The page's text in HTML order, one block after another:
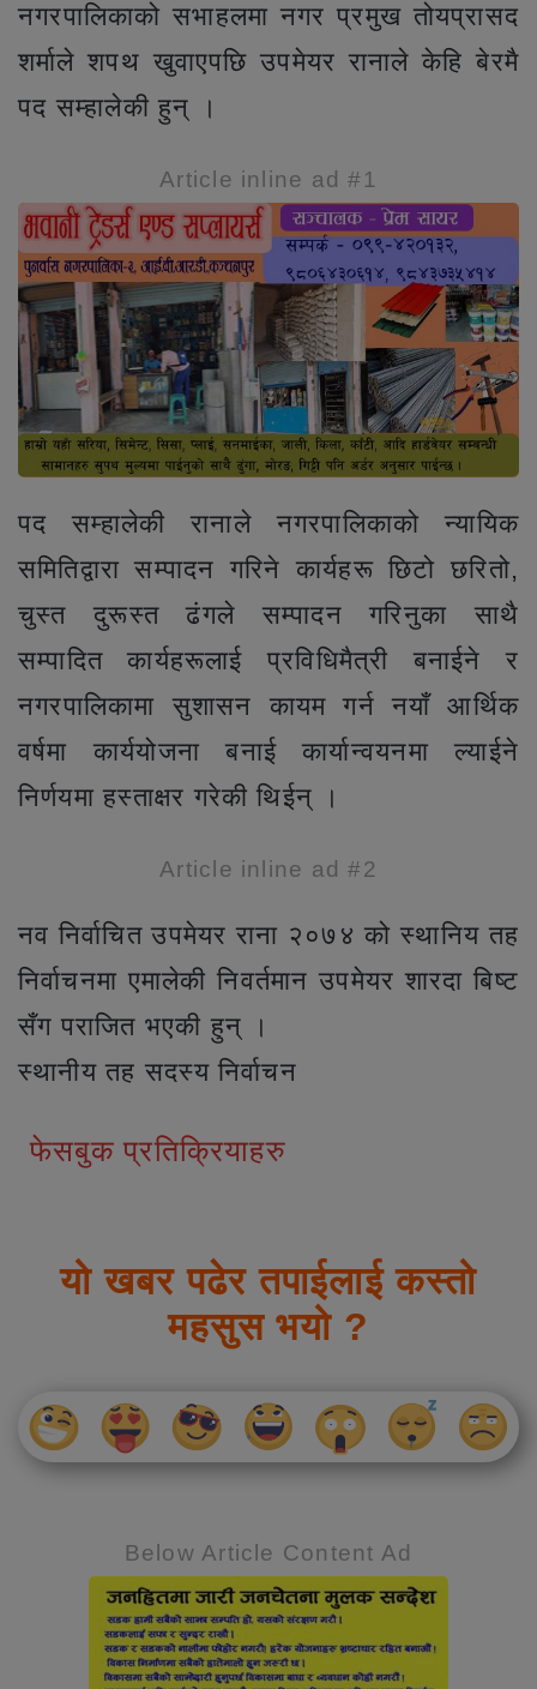
नगरपालिकाको सभाहलमा नगर प्रमुख तोयप्रासद
शर्माले शपथ खुवाएपछि उपमेयर रानाले केहि बेरमै
पद सम्हालेकी हुन् ।
Article inline ad #1
पद सम्हालेकी रानाले नगरपालिकाको न्यायिक
समितिद्वारा सम्पादन गरिने कार्यहरू छिटो छरितो,
चुस्त दुरूस्त ढंगले सम्पादन गरिनुका साथै
सम्पादित कार्यहरूलाई प्रविधिमैत्री बनाईने र
नगरपालिकामा सुशासन कायम गर्न नयाँ आर्थिक
वर्षमा कार्ययोजना बनाई कार्यान्वयनमा ल्याईने
निर्णयमा हस्ताक्षर गरेकी थिईन् ।
Article inline ad #2
नव निर्वाचित उपमेयर राना २०७४ को स्थानिय तह
निर्वाचनमा एमालेकी निवर्तमान उपमेयर शारदा बिष्ट
सँग पराजित भएकी हुन् ।
स्थानीय तह सदस्य निर्वाचन
फेसबुक प्रतिक्रियाहरु
यो खबर पढेर तपाईलाई कस्तो
महसुस भयो ?
Below Article Content Ad